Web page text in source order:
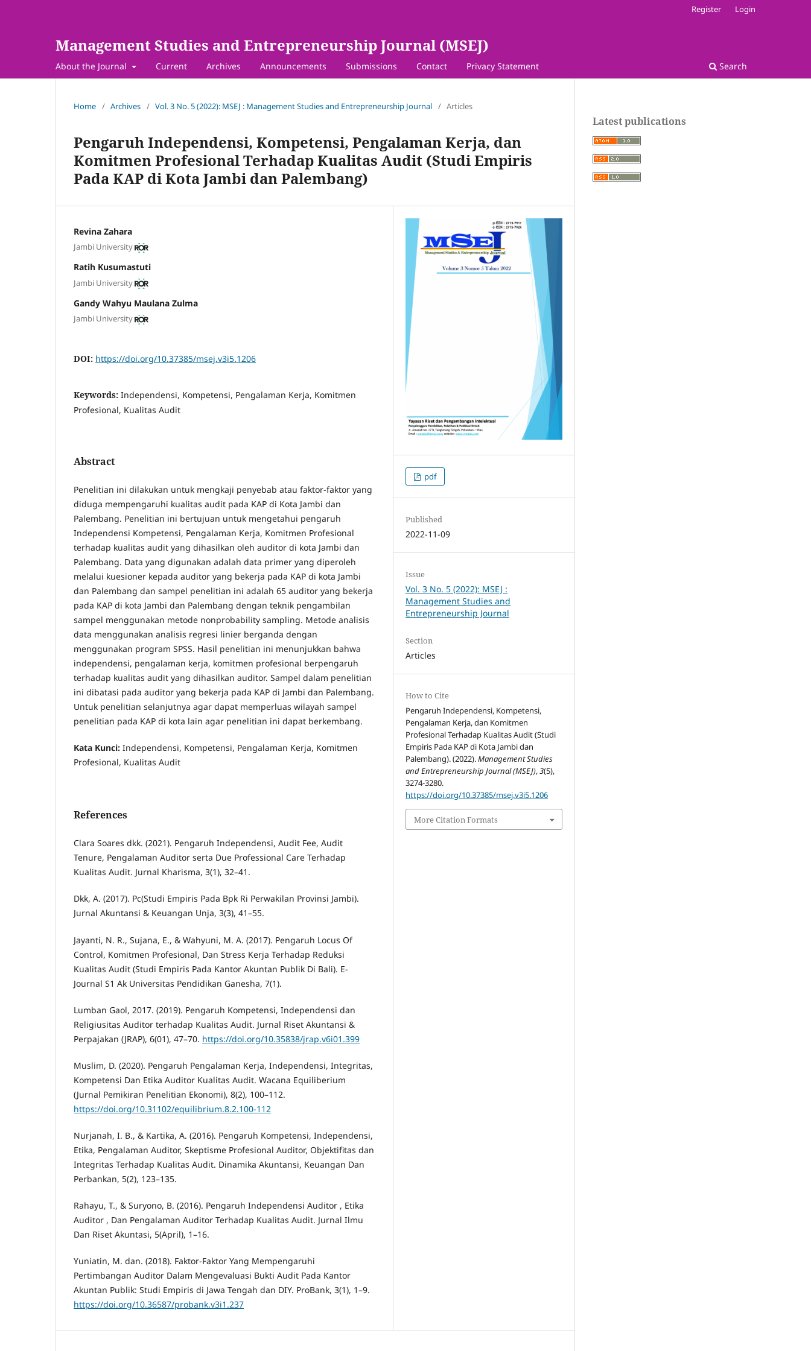
Management Studies and Entrepreneurship Journal (MSEJ)
About the Journal Current Archives Announcements Submissions Contact Privacy Statement Search
Register Login
Home / Archives / Vol. 3 No. 5 (2022): MSEJ : Management Studies and Entrepreneurship Journal / Articles
Pengaruh Independensi, Kompetensi, Pengalaman Kerja, dan
Komitmen Profesional Terhadap Kualitas Audit (Studi Empiris
Pada KAP di Kota Jambi dan Palembang)
Revina Zahara
Jambi University
Ratih Kusumastuti
Jambi University
Gandy Wahyu Maulana Zulma
Jambi University
DOI: https://doi.org/10.37385/msej.v3i5.1206
Keywords: Independensi, Kompetensi, Pengalaman Kerja, Komitmen
Profesional, Kualitas Audit
Abstract
Penelitian ini dilakukan untuk mengkaji penyebab atau faktor-faktor yang
diduga mempengaruhi kualitas audit pada KAP di Kota Jambi dan
Palembang. Penelitian ini bertujuan untuk mengetahui pengaruh
Independensi Kompetensi, Pengalaman Kerja, Komitmen Profesional
terhadap kualitas audit yang dihasilkan oleh auditor di kota Jambi dan
Palembang. Data yang digunakan adalah data primer yang diperoleh
melalui kuesioner kepada auditor yang bekerja pada KAP di kota Jambi
dan Palembang dan sampel penelitian ini adalah 65 auditor yang bekerja
pada KAP di kota Jambi dan Palembang dengan teknik pengambilan
sampel menggunakan metode nonprobability sampling. Metode analisis
data menggunakan analisis regresi linier berganda dengan
menggunakan program SPSS. Hasil penelitian ini menunjukkan bahwa
independensi, pengalaman kerja, komitmen profesional berpengaruh
terhadap kualitas audit yang dihasilkan auditor. Sampel dalam penelitian
ini dibatasi pada auditor yang bekerja pada KAP di Jambi dan Palembang.
Untuk penelitian selanjutnya agar dapat memperluas wilayah sampel
penelitian pada KAP di kota lain agar penelitian ini dapat berkembang.
Kata Kunci: Independensi, Kompetensi, Pengalaman Kerja, Komitmen
Profesional, Kualitas Audit
References
Clara Soares dkk. (2021). Pengaruh Independensi, Audit Fee, Audit
Tenure, Pengalaman Auditor serta Due Professional Care Terhadap
Kualitas Audit. Jurnal Kharisma, 3(1), 32–41.
Dkk, A. (2017). Pc(Studi Empiris Pada Bpk Ri Perwakilan Provinsi Jambi).
Jurnal Akuntansi & Keuangan Unja, 3(3), 41–55.
Jayanti, N. R., Sujana, E., & Wahyuni, M. A. (2017). Pengaruh Locus Of
Control, Komitmen Profesional, Dan Stress Kerja Terhadap Reduksi
Kualitas Audit (Studi Empiris Pada Kantor Akuntan Publik Di Bali). E-
Journal S1 Ak Universitas Pendidikan Ganesha, 7(1).
Lumban Gaol, 2017. (2019). Pengaruh Kompetensi, Independensi dan
Religiusitas Auditor terhadap Kualitas Audit. Jurnal Riset Akuntansi &
Perpajakan (JRAP), 6(01), 47–70. https://doi.org/10.35838/jrap.v6i01.399
Muslim, D. (2020). Pengaruh Pengalaman Kerja, Independensi, Integritas,
Kompetensi Dan Etika Auditor Kualitas Audit. Wacana Equiliberium
(Jurnal Pemikiran Penelitian Ekonomi), 8(2), 100–112.
https://doi.org/10.31102/equilibrium.8.2.100-112
Nurjanah, I. B., & Kartika, A. (2016). Pengaruh Kompetensi, Independensi,
Etika, Pengalaman Auditor, Skeptisme Profesional Auditor, Objektifitas dan
Integritas Terhadap Kualitas Audit. Dinamika Akuntansi, Keuangan Dan
Perbankan, 5(2), 123–135.
Rahayu, T., & Suryono, B. (2016). Pengaruh Independensi Auditor , Etika
Auditor , Dan Pengalaman Auditor Terhadap Kualitas Audit. Jurnal Ilmu
Dan Riset Akuntasi, 5(April), 1–16.
Yuniatin, M. dan. (2018). Faktor-Faktor Yang Mempengaruhi
Pertimbangan Auditor Dalam Mengevaluasi Bukti Audit Pada Kantor
Akuntan Publik: Studi Empiris di Jawa Tengah dan DIY. ProBank, 3(1), 1–9.
https://doi.org/10.36587/probank.v3i1.237
pdf
Published
2022-11-09
Issue
Vol. 3 No. 5 (2022): MSEJ :
Management Studies and
Entrepreneurship Journal
Section
Articles
How to Cite
Pengaruh Independensi, Kompetensi,
Pengalaman Kerja, dan Komitmen
Profesional Terhadap Kualitas Audit (Studi
Empiris Pada KAP di Kota Jambi dan
Palembang). (2022).Management Studies
and Entrepreneurship Journal (MSEJ),3(5),
3274-3280.
https://doi.org/10.37385/msej.v3i5.1206
More Citation Formats
Latest publications